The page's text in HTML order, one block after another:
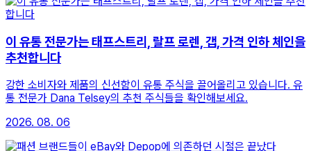
이 유통 전문가는 태프스트리, 랄프 로렌, 갭, 가격 인하 체인을
추천합니다
강한 소비자와 제품의 신선함이 유통 주식을 끌어올리고 있습니다. 유
통 전문가 Dana Telsey의 추천 주식들을 확인해보세요.
2026. 08. 06